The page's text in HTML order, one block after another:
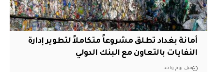
أمانة بغداد تطلق مشروعاً متكاملاً لتطوير إدارة
النفايات بالتعاون مع البنك الدولي
قبل يوم واحد